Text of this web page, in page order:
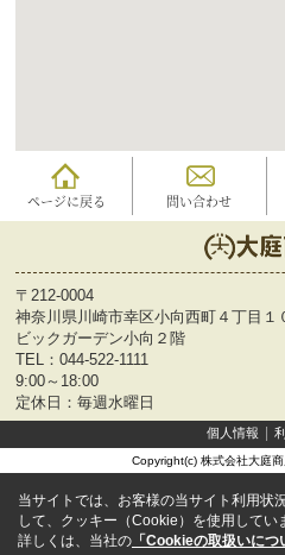
ページに戻る 問い合わせ
〒212-0004
神奈川県川崎市幸区小向西町４丁目１
ビックガーデン小向２階
TEL： 044-522-1111
9:00～18:00
定休日：毎週水曜日
個人情報
Copyright(c) 株式会社大庭
当サイトでは、お客様の当サイト利用状
して、クッキー（Cookie）を使用してい
詳しくは、当社の 「Cookieの取扱いにつ